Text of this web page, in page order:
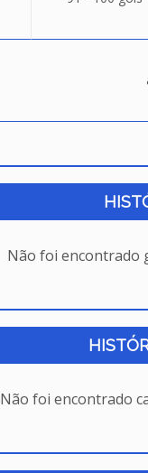
Não foi encontrado
Não foi encontrado